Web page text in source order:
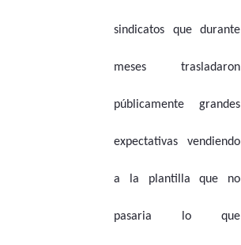
sindicatos que durante
meses trasladaron
públicamente grandes
expectativas vendiendo
a la plantilla que no
pasaria lo que